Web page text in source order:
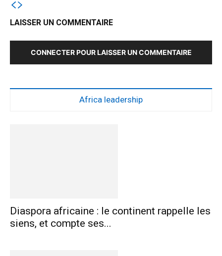
LAISSER UN COMMENTAIRE
CONNECTER POUR LAISSER UN COMMENTAIRE
Africa leadership
Diaspora africaine : le continent rappelle les
siens, et compte ses...